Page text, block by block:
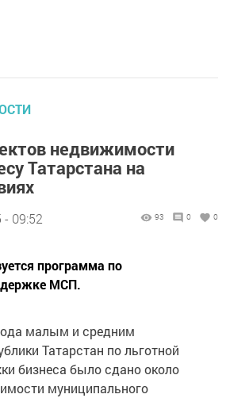
недвижимости
Татарстана на
09:52 93 0 0
программа по
МСП.
малым и средним
Татарстан по льготной
бизнеса было сдано около
муниципального